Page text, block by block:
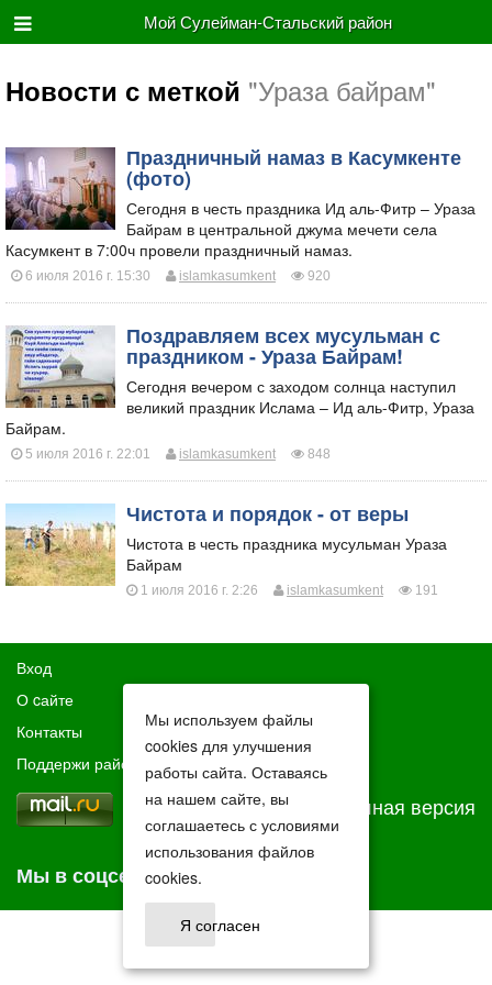
Мой Сулейман-Стальский район
Новости с меткой "Ураза байрам"
​Праздничный намаз в Касумкенте
(фото)
Сегодня в честь праздника Ид аль-Фитр – Ураза
Байрам в центральной джума мечети села
Касумкент в 7:00ч провели праздничный намаз.
6 июля 2016 г. 15:30 islamkasumkent 920
​Поздравляем всех мусульман с
праздником - Ураза Байрам!
Сегодня вечером с заходом солнца наступил
великий праздник Ислама – Ид аль-Фитр, Ураза
Байрам.
5 июля 2016 г. 22:01 islamkasumkent 848
Чистота и порядок - от веры
Чистота в честь праздника мусульман Ураза
Байрам
1 июля 2016 г. 2:26 islamkasumkent 191
Вход
О cайте
Контакты
Поддержи район
Полная версия
Мы в соцсетях
Мы используем файлы
cookies для улучшения
работы сайта. Оставаясь
на нашем сайте, вы
соглашаетесь с условиями
использования файлов
cookies.
Я согласен